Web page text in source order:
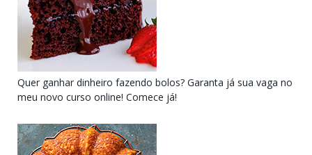
Quer ganhar dinheiro fazendo bolos? Garanta já sua vaga no
meu novo curso online! Comece já!